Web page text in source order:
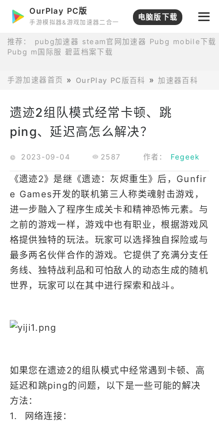
OurPlay PC版
手游模拟器&游戏加速器二合一
电脑版下载
推荐： pubg加速器 steam官网加速器
Pubg mobile下载
Pubg m国际服 碧蓝档案下载
手游加速器首页 OurPlay PC版百科 加速器百科
遗迹2组队模式经常卡顿、跳
ping、延迟高怎么解决？
2023-09-04 2587 作者： Fegeek
《遗迹2》是继《遗迹：灰烬重生》后，Gunfir
e Games开发的联机第三人称类魂射击游戏，
进一步融入了程序生成关卡和精神恐怖元素。与
之前的游戏一样，游戏中也有职业，根据游戏风
格提供独特的玩法。玩家可以选择独自探险或与
最多两名伙伴合作的游戏。它提供了充满分支任
务线、独特战利品和可怕敌人的动态生成的随机
世界，玩家可以在其中进行探索和战斗。
如果您在遗迹2的组队模式中经常遇到卡顿、高
延迟和跳ping的问题，以下是一些可能的解决
方法：
1. 网络连接：